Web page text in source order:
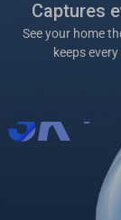
Captures
See your home
keeps
3K⁺